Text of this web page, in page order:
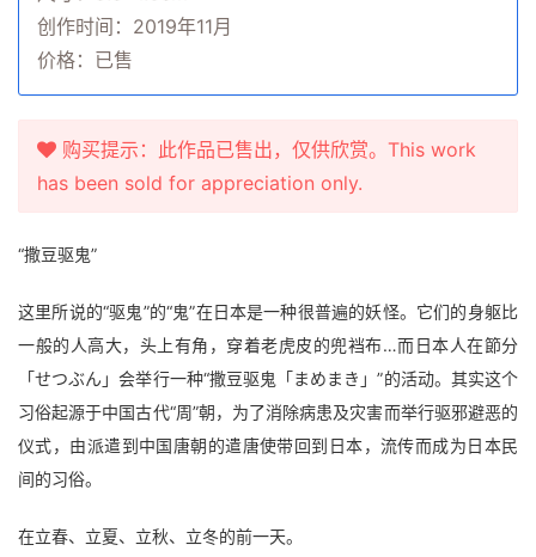
创作时间：2019年11月
价格：已售
购买提示：此作品已售出，仅供欣赏。This work
has been sold for appreciation only.
“撒豆驱鬼”
这里所说的“驱鬼”的“鬼”在日本是一种很普遍的妖怪。它们的身躯比
一般的人高大，头上有角，穿着老虎皮的兜裆布…而日本人在節分
「せつぶん」会举行一种“撒豆驱鬼「まめまき」”的活动。其实这个
习俗起源于中国古代“周”朝，为了消除病患及灾害而举行驱邪避恶的
仪式，由派遣到中国唐朝的遣唐使带回到日本，流传而成为日本民
间的习俗。
在立春、立夏、立秋、立冬的前一天。